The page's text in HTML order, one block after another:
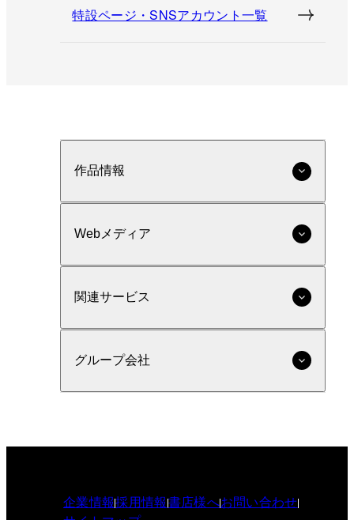
特設ページ・SNSアカウント一覧
作品情報
Webメディア
関連サービス
グループ会社
企業情報採用情報書店様へお問い合わせ